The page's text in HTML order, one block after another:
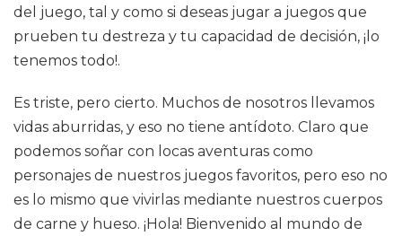
del juego, tal y como si deseas jugar a juegos que
prueben tu destreza y tu capacidad de decisión, ¡lo
tenemos todo!.
Es triste, pero cierto. Muchos de nosotros llevamos
vidas aburridas, y eso no tiene antídoto. Claro que
podemos soñar con locas aventuras como
personajes de nuestros juegos favoritos, pero eso no
es lo mismo que vivirlas mediante nuestros cuerpos
de carne y hueso. ¡Hola! Bienvenido al mundo de